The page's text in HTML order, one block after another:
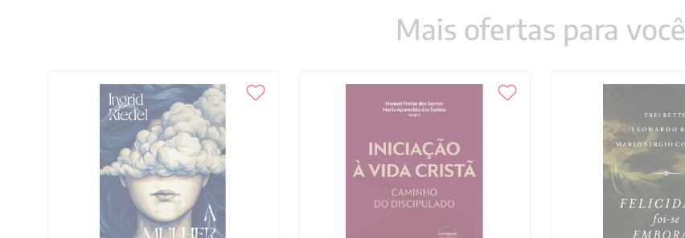
Mais ofertas para você